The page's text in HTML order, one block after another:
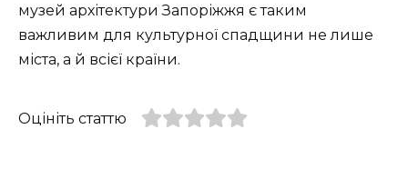
музей архітектури Запоріжжя є таким
важливим для культурної спадщини не лише
міста, а й всієї країни.
Оцініть статтю